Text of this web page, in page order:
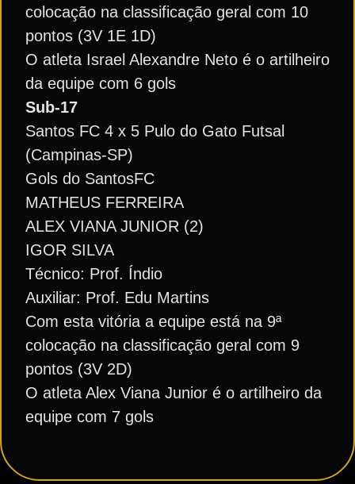
colocação na classificação geral com 10
pontos (3V 1E 1D)
O atleta Israel Alexandre Neto é o artilheiro
da equipe com 6 gols
Sub-17
Santos FC 4 x 5 Pulo do Gato Futsal
(Campinas-SP)
Gols do SantosFC
MATHEUS FERREIRA
ALEX VIANA JUNIOR (2)
IGOR SILVA
Técnico: Prof. Índio
Auxiliar: Prof. Edu Martins
Com esta vitória a equipe está na 9ª
colocação na classificação geral com 9
pontos (3V 2D)
O atleta Alex Viana Junior é o artilheiro da
equipe com 7 gols